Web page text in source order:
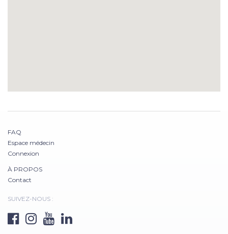
FAQ
Espace médecin
Connexion
À PROPOS
Contact
SUIVEZ-NOUS :